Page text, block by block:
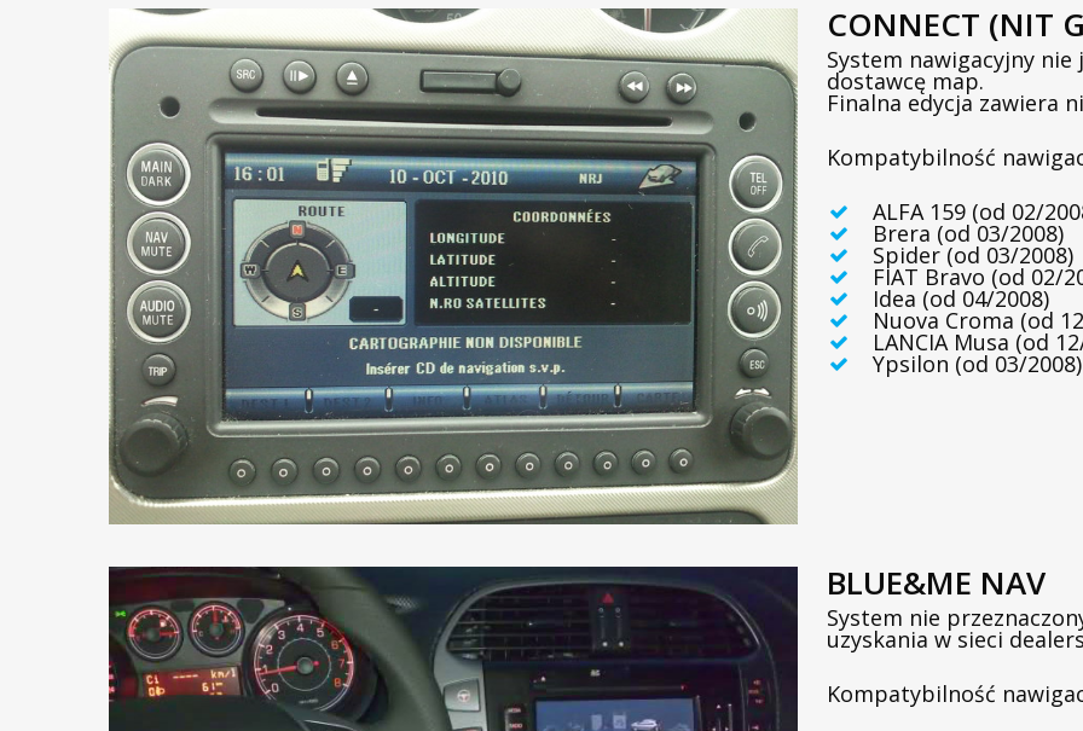
CONNECT (NIT
System nawigacyjny
dostawcę map.
Finalna edycja zawiera
Kompatybilność
ALFA 159 (od 02/
Brera (od 03/2008)
Spider (od 03/2008)
FIAT Bravo (od 02/
Idea (od 04/2008)
Nuova Croma (od
LANCIA Musa (od
Ypsilon (od 03/2008)
BLUE&ME NAV
System nie
uzyskania w sieci
Kompatybilność